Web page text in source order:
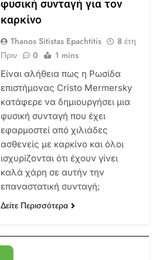
φυσική συνταγή για τον
καρκίνο
Thanos Sitistas Epachtitis
8 έτη
Πριν
0 1 mins
Είναι αλήθεια πως η Ρωσίδα
επιστήμονας Cristo Mermersky
κατάφερε να δημιουργήσει μια
φυσική συνταγή που έχει
εφαρμοστεί από χιλιάδες
ασθενείς με καρκίνο και όλοι
ισχυρίζονται ότι έχουν γίνει
καλά χάρη σε αυτήν την
επαναστατική συνταγή;
Δείτε Περισσότερα